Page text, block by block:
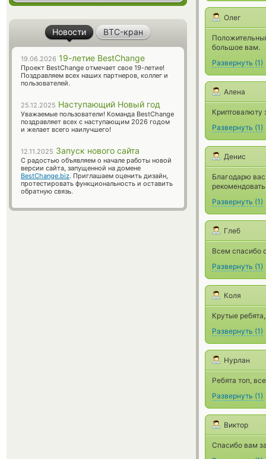
Олег
большое вам.
Развернуть (1)
Алена
Криптовалюту
Развернуть (1)
Денис
Благодарю
Развернуть (1)
Глеб
Всем спасибо
Развернуть (1)
Коля
Крутые
Развернуть (1)
Нурлан
Ребята топ,
Развернуть (1)
Виктор
Спасибо вам
Новости BTC-кран
19.06.2026 19-летие BestChange
Проект BestChange отмечает свое 19-летие!
Поздравляем всех наших партнеров, коллег и
пользователей.
25.12.2025 Наступающий Новый год
Уважаемые пользователи! Команда BestChange
поздравляет всех с наступающим 2026 годом
и желает всего наилучшего!
12.11.2025 Запуск нового сайта
С радостью объявляем о начале работы новой
версии сайта, запущенной на домене
BestChange.biz. Приглашаем оценить дизайн,
протестировать функциональность и оставить
обратную связь.